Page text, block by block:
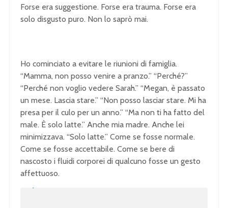
Forse era suggestione. Forse era trauma. Forse era
solo disgusto puro. Non lo saprò mai.
Ho cominciato a evitare le riunioni di famiglia.
“Mamma, non posso venire a pranzo.” “Perché?”
“Perché non voglio vedere Sarah.” “Megan, è passato
un mese. Lascia stare.” “Non posso lasciar stare. Mi ha
presa per il culo per un anno.” “Ma non ti ha fatto del
male. È solo latte.” Anche mia madre. Anche lei
minimizzava. “Solo latte.” Come se fosse normale.
Come se fosse accettabile. Come se bere di
nascosto i fluidi corporei di qualcuno fosse un gesto
affettuoso.